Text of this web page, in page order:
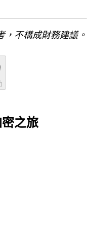
，不構成財務建議。
之旅